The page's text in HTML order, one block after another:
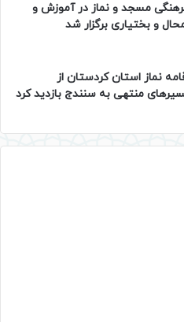
مسجد و نماز در آموزش و
و بختیاری برگزار شد
نماز استان کردستان از
منتهی به سنندج بازدید کرد